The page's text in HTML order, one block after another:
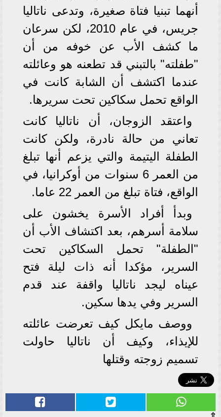
أنهما تبنيا فتاة صغيرة، وتدعى ناتاليا
جريس، في عام 2010، لكن سرعان
ما كشف الأب عن خوفه من أن
"طفلته" بالتبني قد تطعنه هو وعائلته
عندما اكتشف أن الشابة كانت في
الواقع تحمل سكاكين تحت سريرها.
واعتقد الزوجان، أن ناتاليا كانت
تعاني من حالة نادرة، ولكن كانت
الطفلة اليتيمة والتي يزعم أنها تبلغ
من العمر 6 سنوات من أوكرانيا، في
الواقع، فتاة تبلغ من العمر 22 عاما.
وبدأ أفراد الأسرة يخشون على
سلامة أسرهم، بعد اكتشاف الأب أن
"الطفلة" تحمل السكاكين تحت
السرير، مؤكدا أنه ذات ليلة فتح
عيناه ليجد ناتاليا واقفة عند قدم
السرير وفي يدها سكين.
ووصف مايكل كيف تعرضت عائلته
للإيذاء، وكيف أن ناتاليا حاولت
تسميم زوجته وقتلها